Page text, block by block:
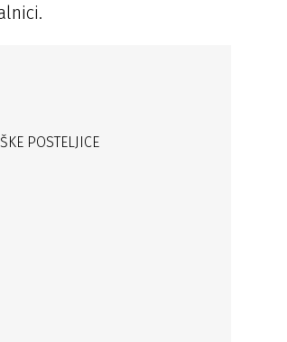
POSTELJICE